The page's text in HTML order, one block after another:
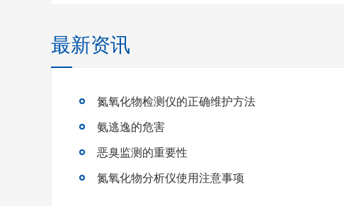
最新资讯
氮氧化物检测仪的正确维护方法
氨逃逸的危害
恶臭监测的重要性
氮氧化物分析仪使用注意事项